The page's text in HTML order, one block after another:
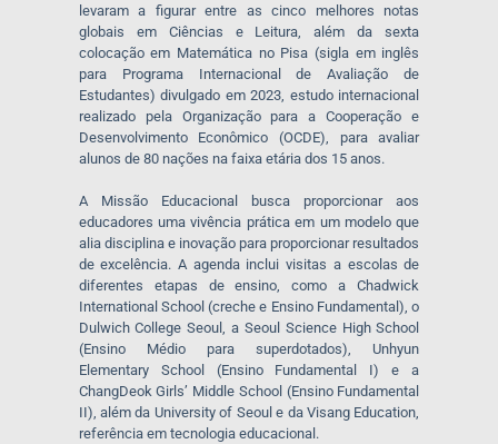
levaram a figurar entre as cinco melhores notas
globais em Ciências e Leitura, além da sexta
colocação em Matemática no Pisa (sigla em inglês
para Programa Internacional de Avaliação de
Estudantes) divulgado em 2023, estudo internacional
realizado pela Organização para a Cooperação e
Desenvolvimento Econômico (OCDE), para avaliar
alunos de 80 nações na faixa etária dos 15 anos.
A Missão Educacional busca proporcionar aos
educadores uma vivência prática em um modelo que
alia disciplina e inovação para proporcionar resultados
de excelência. A agenda inclui visitas a escolas de
diferentes etapas de ensino, como a Chadwick
International School (creche e Ensino Fundamental), o
Dulwich College Seoul, a Seoul Science High School
(Ensino Médio para superdotados), Unhyun
Elementary School (Ensino Fundamental I) e a
ChangDeok Girls’ Middle School (Ensino Fundamental
II), além da University of Seoul e da Visang Education,
referência em tecnologia educacional.